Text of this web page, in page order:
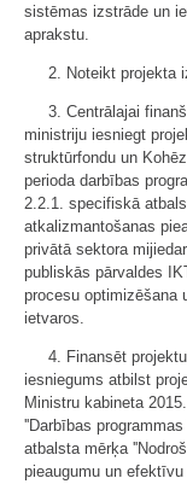
sistēmas izstrāde un
aprakstu.
2. Noteikt projekta
3. Centrālajai
ministriju iesniegt
struktūrfondu un
perioda darbības
2.2.1. specifiskā
atkalizmantošanas
privātā sektora
publiskās pārvaldes
procesu optimizēšana
ietvaros.
4. Finansēt
iesniegums atbilst
Ministru kabineta
''Darbības
atbalsta mērķa
pieaugumu un